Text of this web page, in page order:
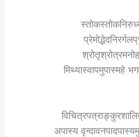
मिथ्यास्वापमुपास्महे
अपास्य